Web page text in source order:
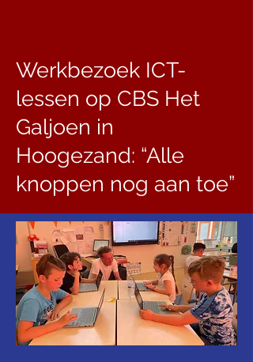
Werkbezoek ICT-
lessen op CBS Het
Galjoen in
Hoogezand: “Alle
knoppen nog aan toe”